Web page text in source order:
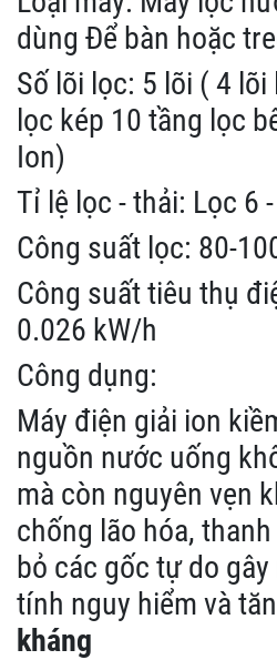
dùng Để bàn hoặc
Số lõi lọc: 5 lõi ( 4 lõi
lọc kép 10 tầng lọc
Ion)
Tỉ lệ lọc - thải: Lọc 6
Công suất lọc: 80-
Công suất tiêu thụ
0.026 kW/h
Công dụng:
Máy điện giải ion
nguồn nước uống
mà còn nguyên vẹn
chống lão hóa,
bỏ các gốc tự do
tính nguy hiểm và
kháng